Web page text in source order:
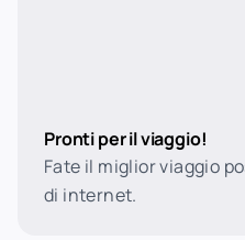
Pronti per il viaggio!
Fate il miglior viaggio
di internet.